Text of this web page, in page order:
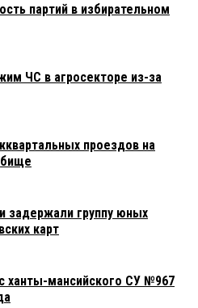
партий в избирательном
ЧС в агросекторе из-за
проездов на
задержали группу юных
карт
ханты-мансийского СУ №967